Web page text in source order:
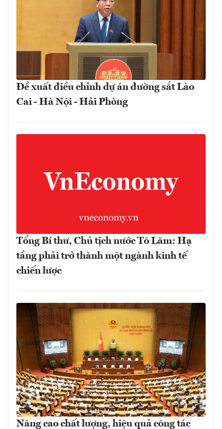
Đề xuất điều chỉnh dự án đường sắt Lào
Cai - Hà Nội - Hải Phòng
Tổng Bí thư, Chủ tịch nước Tô Lâm: Hạ
tầng phải trở thành một ngành kinh tế
chiến lược
Nâng cao chất lượng, hiệu quả công tác